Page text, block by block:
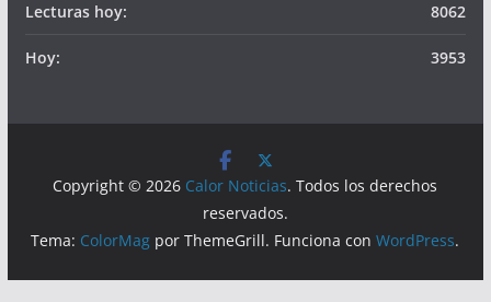
8062
Lecturas hoy:
3953
Hoy:
Copyright © 2026 Calor Noticias. Todos los derechos
reservados.
Tema: ColorMag por ThemeGrill. Funciona conWordPress.